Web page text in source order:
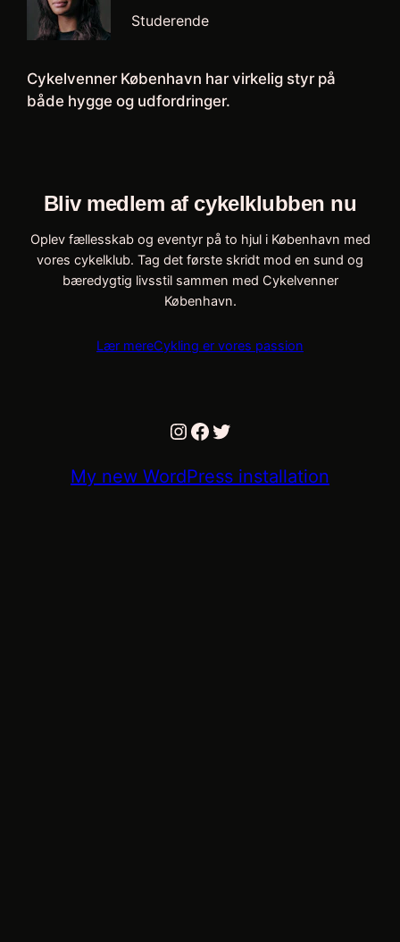
Studerende
Cykelvenner København har virkelig styr på
både hygge og udfordringer.
Bliv medlem af cykelklubben nu
Oplev fællesskab og eventyr på to hjul i København med
vores cykelklub. Tag det første skridt mod en sund og
bæredygtig livsstil sammen med Cykelvenner
København.
Lær mereCykling er vores passion
Instagram
Facebook
Twitter
My new WordPress installation